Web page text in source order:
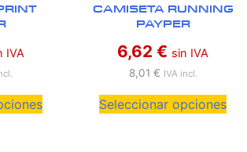
IVA
CAMISETA RUNNING
PAYPER
6,62 € sin IVA
8,01 € IVA incl.
Seleccionar opciones